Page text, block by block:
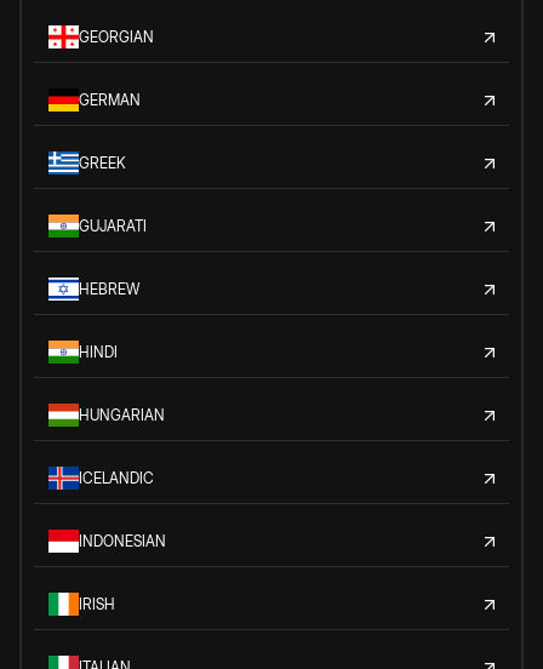
GEORGIAN
GERMAN
GREEK
GUJARATI
HEBREW
HINDI
HUNGARIAN
ICELANDIC
INDONESIAN
IRISH